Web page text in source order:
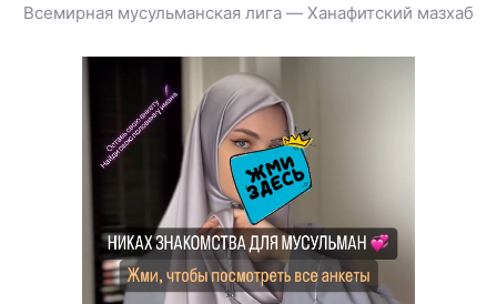
Всемирная мусульманская лига — Ханафитский мазхаб